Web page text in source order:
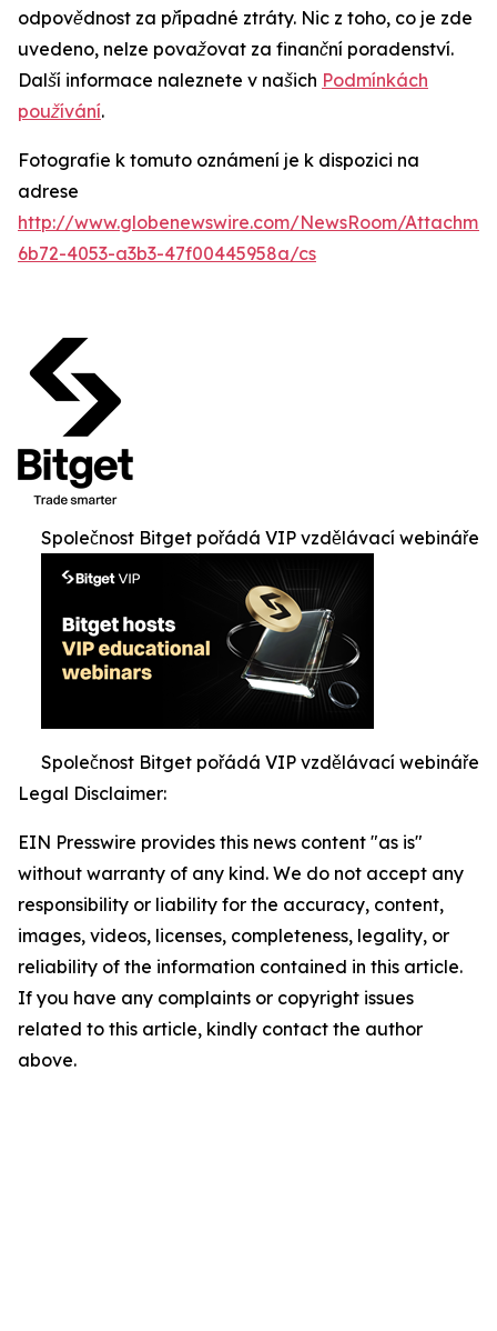
odpovědnost za případné ztráty. Nic z toho, co je zde
uvedeno, nelze považovat za finanční poradenství.
Další informace naleznete v našich Podmínkách
používání.
Fotografie k tomuto oznámení je k dispozici na
adrese
http://www.globenewswire.com/NewsRoom/
6b72-4053-a3b3-47f00445958a/cs
Společnost Bitget pořádá VIP vzdělávací webináře
Společnost Bitget pořádá VIP vzdělávací webináře
Legal Disclaimer:
EIN Presswire provides this news content "as is"
without warranty of any kind. We do not accept any
responsibility or liability for the accuracy, content,
images, videos, licenses, completeness, legality, or
reliability of the information contained in this article.
If you have any complaints or copyright issues
related to this article, kindly contact the author
above.